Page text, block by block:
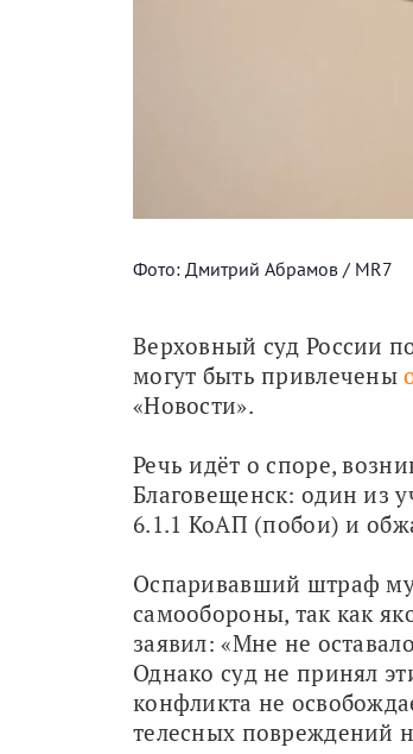
Фото: Дмитрий Абрамов / MR7
Верховный суд России
могут быть привлечены
«Новости».
Речь идёт о споре,
Благовещенск: один из
6.1.1 КоАП (побои) и
Оспаривавший штраф
самообороны, так как
заявил: «Мне не
Однако суд не принял
конфликта не
телесных повреждений